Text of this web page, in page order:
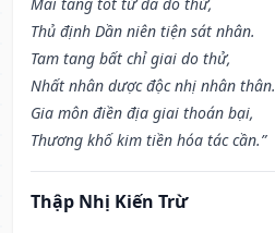
Thủ định Dần niên tiện sát nhân.
Tam tang bất chỉ giai do thử,
Nhất nhân dược độc nhị nhân thân.
Gia môn điền địa giai thoán bại,
Thương khố kim tiền hóa tác cần.”
Thập Nhị Kiến Trừ